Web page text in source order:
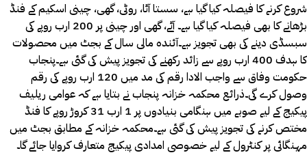
شروع کرنے کا فیصلہ کیا گیا ہے، سستا آٹا، روٹی، گھی، چینی اسکیم کے فنڈ
بڑھانے کا بھی فیصلہ کیا گیا ہے۔ آٹے، گھی اور چینی پر 200 ارب روپے کی
سبسڈی دینے کی بھی تجویز ہے۔آئندہ مالی سال کے بجٹ میں محصولات
کا ہدف 400 ارب روپے سے زائد رکھنے کی تجویز پیش کی گئی ہے۔پنجاب
حکومت وفاق سے واجب الادا رقم کی مد میں 120 ارب روپے کی رقم
وصول کرے گی۔ذرائع محکمہ خزانہ پنجاب نے بتایا ہے کہ عوامی ریلیف
پیکیج کے لیے صوبے میں ہنگامی بنیادوں پر 1 ارب 31 کروڑ روپے کا فنڈ
مختص کرنے کی تجویز پیش کی گئی ہے۔محکمہ خزانہ کے مطابق بجٹ میں
مہنگائی پر کنٹرول کے لیے خصوصی امدادی پیکیج متعارف کروایا جائے گا۔